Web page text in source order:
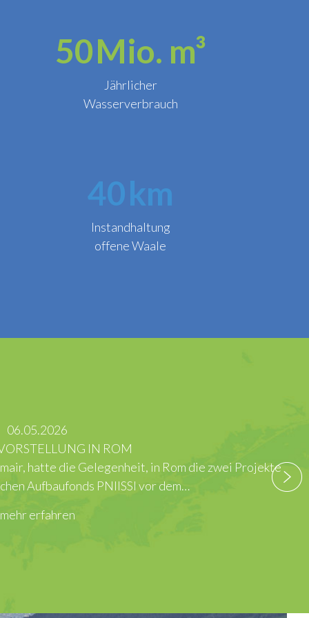
50Mio. m³
Jährlicher
Wasserverbrauch
40km
Instandhaltung
offene Waale
zwei Projekte